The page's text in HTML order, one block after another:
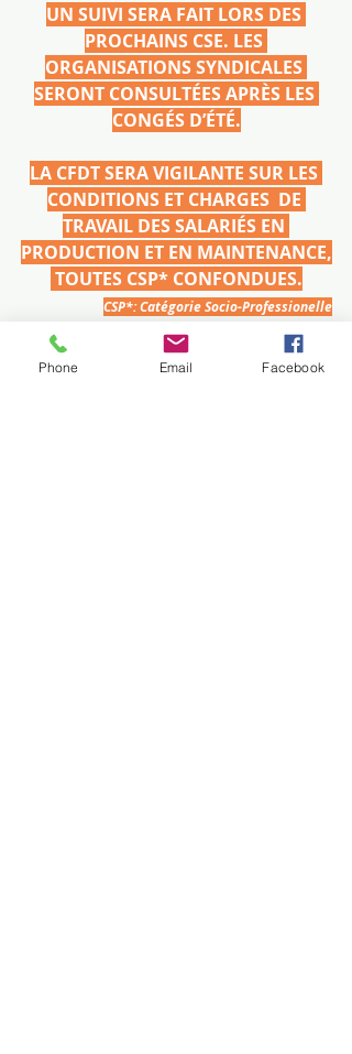
UN SUIVI SERA FAIT LORS DES
PROCHAINS CSE. LES
ORGANISATIONS SYNDICALES
SERONT CONSULTÉES APRÈS LES
CONGÉS D’ÉTÉ.
LA CFDT SERA VIGILANTE SUR LES
CONDITIONS ET CHARGES  DE
TRAVAIL DES SALARIÉS EN
PRODUCTION ET EN MAINTENANCE,
TOUTES CSP* CONFONDUES.
CSP*: Catégorie Socio-Professionelle
Phone Email Facebook